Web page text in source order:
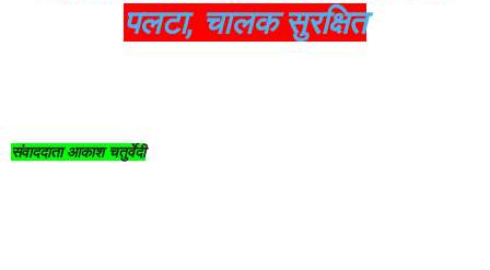
पलटा, चालक सुरक्षित
संवाददाता आकाश चतुर्वेदी